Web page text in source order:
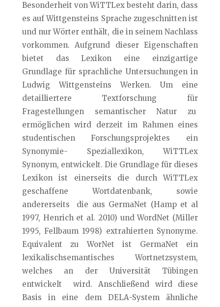
Besonderheit von WiTTLex besteht darin, dass
es auf Wittgensteins Sprache zugeschnitten ist
und nur Wörter enthält, die in seinem Nachlass
vorkommen. Aufgrund dieser Eigenschaften
bietet das Lexikon eine einzigartige
Grundlage für sprachliche Untersuchungen in
Ludwig Wittgensteins Werken. Um eine
detailliertere Textforschung für
Fragestellungen semantischer Natur zu
ermöglichen wird derzeit im Rahmen eines
studentischen Forschungsprojektes ein
Synonymie- Speziallexikon, WiTTLex
Synonym, entwickelt. Die Grundlage für dieses
Lexikon ist einerseits die durch WiTTLex
geschaffene Wortdatenbank, sowie
andererseits die aus GermaNet (Hamp et al
1997, Henrich et al. 2010) und WordNet (Miller
1995, Fellbaum 1998) extrahierten Synonyme.
Equivalent zu WorNet ist GermaNet ein
lexikalischsemantisches Wortnetzsystem,
welches an der Universität Tübingen
entwickelt wird. Anschließend wird diese
Basis in eine dem DELA-System ähnliche